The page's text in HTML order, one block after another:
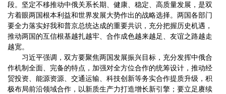
段。坚定不移推动中俄关系长期、健康、稳定、高质量发展，是双
方着眼两国根本利益和世界发展大势作出的战略选择。两国各部门
要全力落实好我和普京总统达成的重要共识，充分把握历史机遇，
推动两国的互信根基越扎越牢、合作成色越来越足、友谊之路越走
越宽。
习近平强调，双方要聚焦两国发展振兴目标，充分发挥中俄合
作机制全面、完备的特点，加强对全方位合作的统筹设计，推动经
贸投资、能源资源、交通运输、科技创新等务实合作提质升级，积
极布局前沿领域合作，以新质生产力打造增长新引擎；要立足赓续